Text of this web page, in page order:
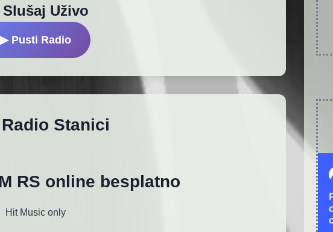
Uživo
▶ Pusti Radio
Stanici
RS online besplatno
Hit Music only